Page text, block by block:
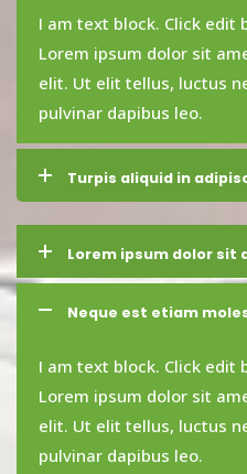
I am text block. Click
Lorem ipsum dolor sit
elit. Ut elit tellus, luctus
pulvinar dapibus leo.
Turpis aliquid in
Lorem ipsum dolor sit
Neque est etiam
I am text block. Click
Lorem ipsum dolor sit
elit. Ut elit tellus, luctus
pulvinar dapibus leo.